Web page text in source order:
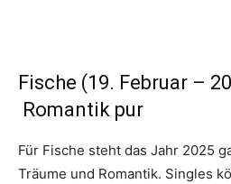
Fische (19. Februar –
Romantik pur
Für Fische steht das Jahr 2025
Träume und Romantik. Singles